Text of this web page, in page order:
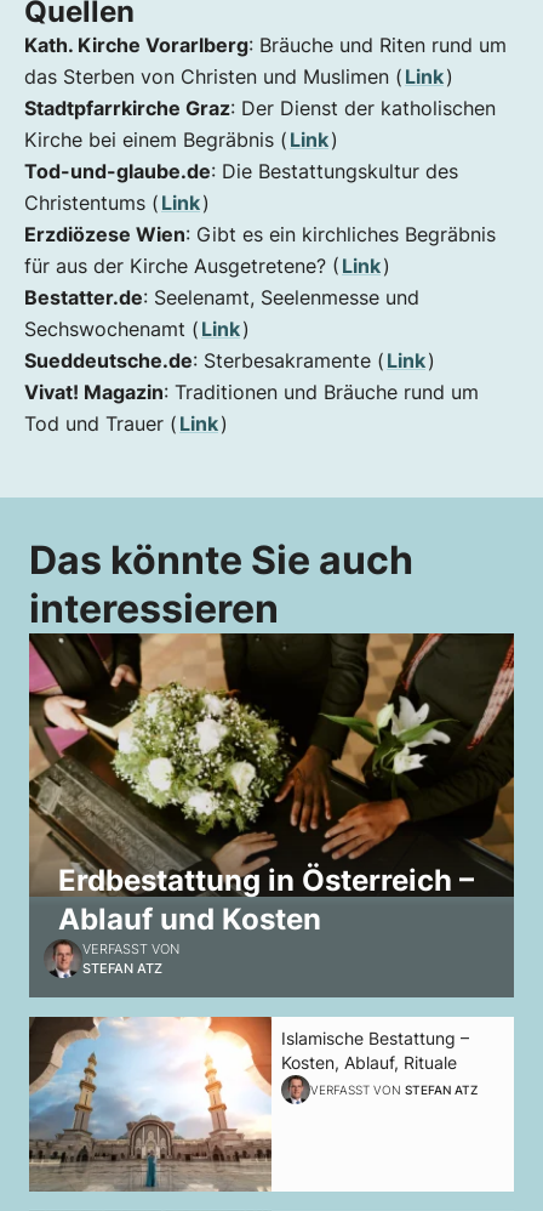
Quellen
Kath. Kirche Vorarlberg: Bräuche und Riten rund um
das Sterben von Christen und Muslimen ( Link)
Stadtpfarrkirche Graz: Der Dienst der katholischen
Kirche bei einem Begräbnis ( Link)
Tod-und-glaube.de: Die Bestattungskultur des
Christentums ( Link)
Erzdiözese Wien: Gibt es ein kirchliches Begräbnis
für aus der Kirche Ausgetretene? ( Link)
Bestatter.de: Seelenamt, Seelenmesse und
Sechswochenamt ( Link)
Sueddeutsche.de: Sterbesakramente ( Link)
Vivat! Magazin: Traditionen und Bräuche rund um
Tod und Trauer ( Link)
Das könnte Sie auch
interessieren
Erdbestattung in Österreich –
Ablauf und Kosten
VERFASST VON
STEFAN ATZ
Islamische Bestattung –
Kosten, Ablauf, Rituale
VERFASST VON STEFAN ATZ